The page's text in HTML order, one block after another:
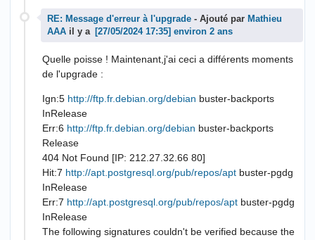
RE: Message d'erreur à l'upgrade - Ajouté par Mathieu
AAA il y a environ 2 ans
Quelle poisse ! Maintenant,j'ai ceci a différents moments
de l'upgrade :
Ign:5 http://ftp.fr.debian.org/debian buster-backports
InRelease
Err:6 http://ftp.fr.debian.org/debian buster-backports
Release
404 Not Found [IP: 212.27.32.66 80]
Hit:7 http://apt.postgresql.org/pub/repos/apt buster-pgdg
InRelease
Err:7 http://apt.postgresql.org/pub/repos/apt buster-pgdg
InRelease
The following signatures couldn't be verified because the